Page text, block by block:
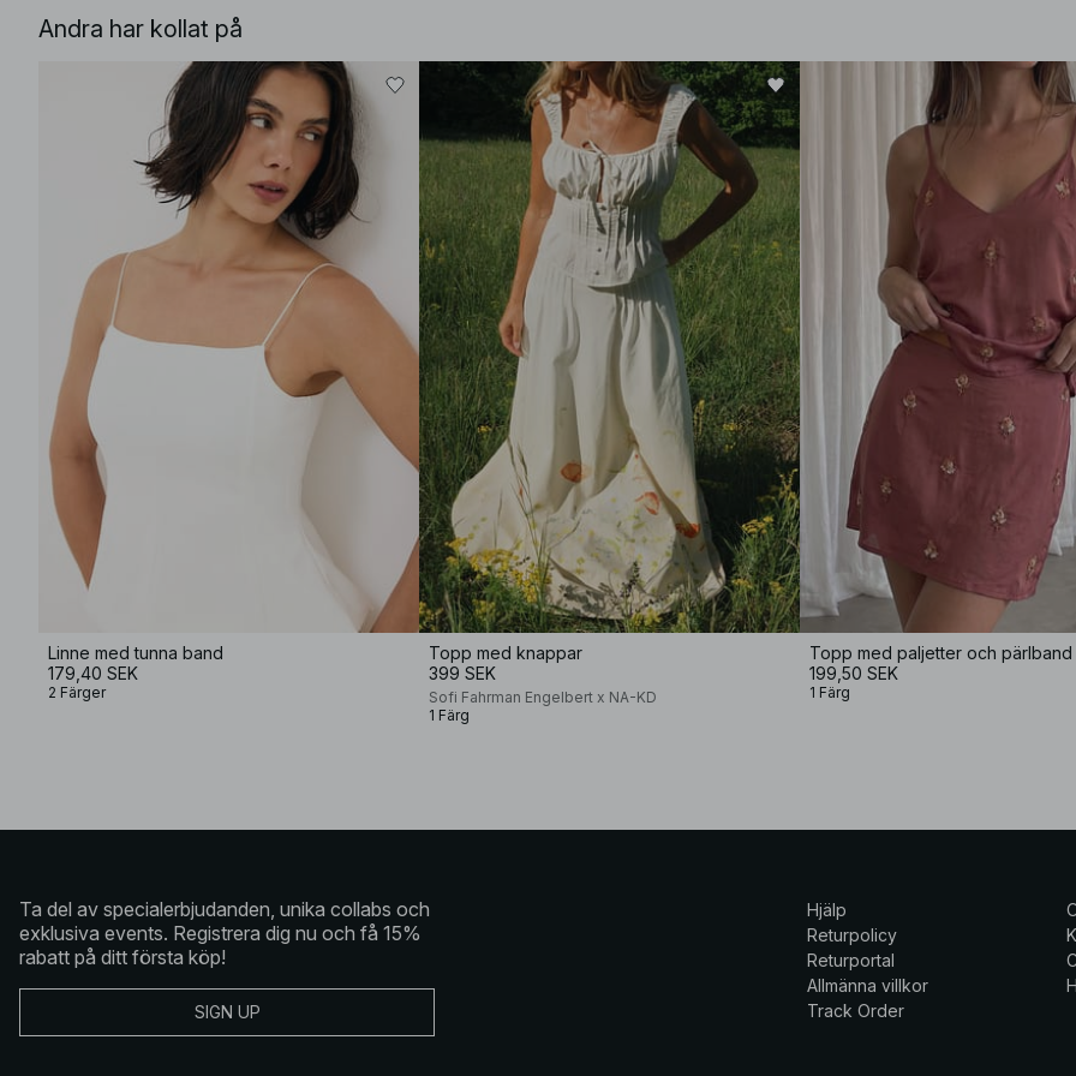
Andra har kollat på
Linne med tunna band
179,40 SEK
2 Färger
Topp med knappar
399 SEK
Sofi Fahrman Engelbert x NA-KD
1 Färg
Topp med paljetter och pärlband
199,50 SEK
1 Färg
Ta del av specialerbjudanden, unika collabs och
exklusiva events. Registrera dig nu och få 15%
rabatt på ditt första köp!
SIGN UP
Hjälp
Returpolicy
Returportal
Allmänna villkor
Track Order